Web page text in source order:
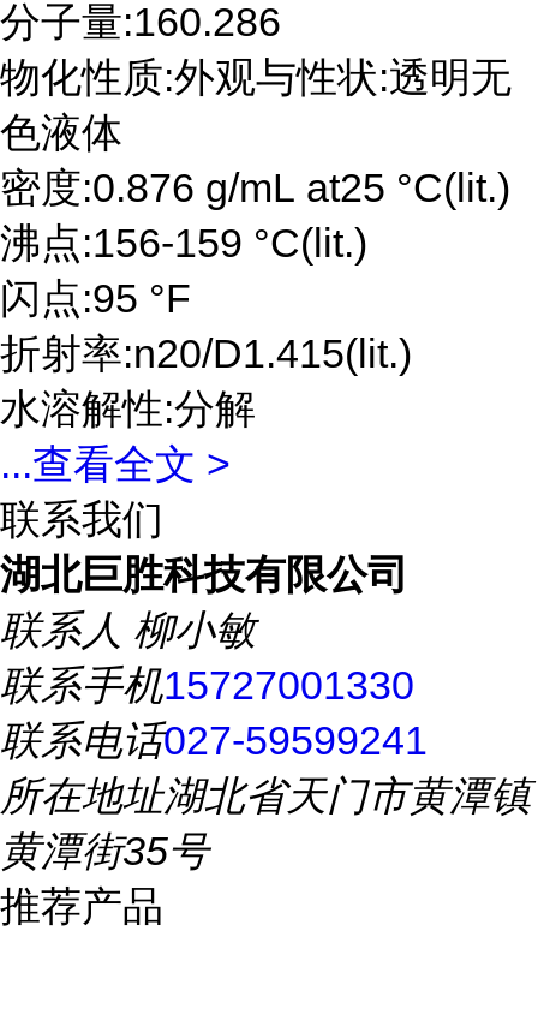
分子量:160.286
物化性质:外观与性状:透明无
色液体
密度:0.876 g/mL at25 °C(lit.)
沸点:156-159 °C(lit.)
闪点:95 °F
折射率:n20/D1.415(lit.)
水溶解性:分解
...查看全文 >
联系我们
湖北巨胜科技有限公司
联系人 柳小敏
联系手机15727001330
联系电话027-59599241
所在地址湖北省天门市黄潭镇
黄潭街35号
推荐产品